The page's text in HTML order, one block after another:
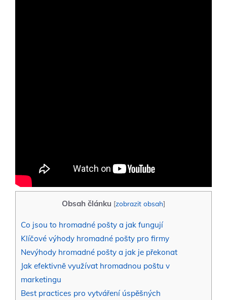
Obsah článku [zobrazit obsah]
Co jsou to hromadné pošty a jak fungují
Klíčové výhody hromadné pošty pro firmy
Nevýhody hromadné pošty a jak je překonat
Jak efektivně využívat hromadnou poštu v
marketingu
Best practices pro vytváření úspěšných